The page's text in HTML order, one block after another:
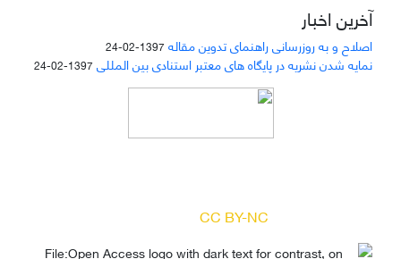
آخرین اخبار
اصلاح و به روزرسانی راهنمای تدوین مقاله 1397-02-24
نمایه شدن نشریه در پایگاه های معتبر استنادی بین المللی 1397-02-24
CC BY-NC